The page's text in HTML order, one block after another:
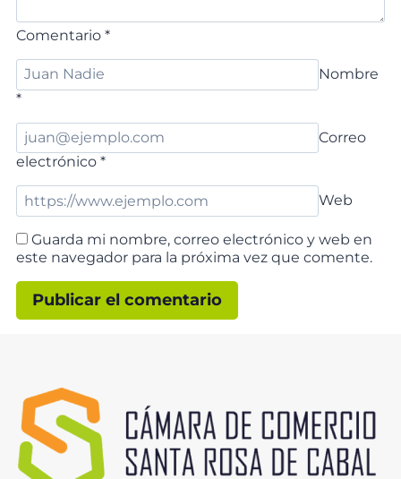
Comentario *
Nombre
*
Correo
electrónico *
Web
Guarda mi nombre, correo electrónico y web en
este navegador para la próxima vez que comente.